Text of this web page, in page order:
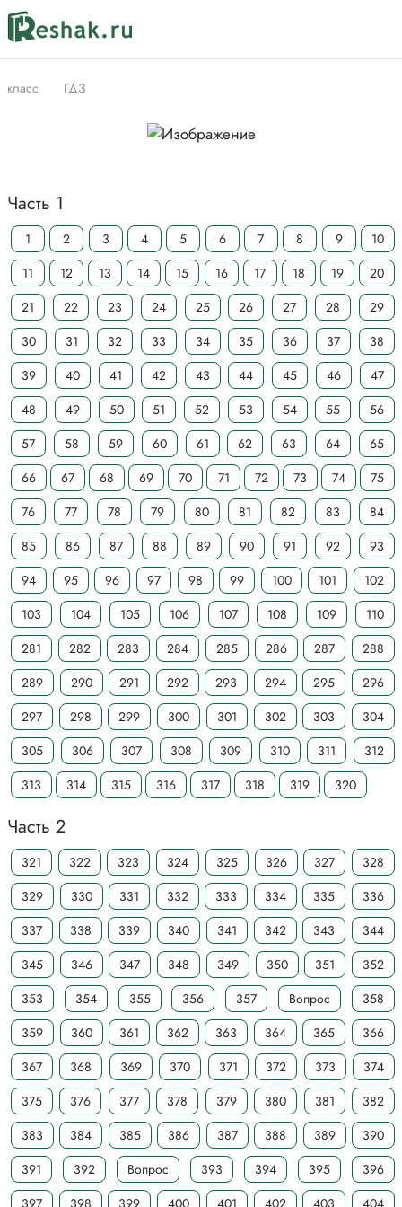
класс ГДЗ
Часть 1
1 2 3 4 5 6 7 8 9
10
11
12 13 14 15 16 17 18 19
20
21
22 23 24 25 26 27 28
29
30
31 32 33 34 35 36 37
38
39
40 41 42 43 44 45 46
47
48
49 50 51 52 53 54 55
56
57
58 59 60 61 62 63 64
65
66
67 68 69 70 71 72 73 74
75
76
77 78 79 80 81 82 83
84
85
86 87 88 89 90 91 92
93
94
95 96 97 98 99 100 101
102
103
104 105 106 107 108 109
110
281
282 283 284 285 286 287
288
289
290 291 292 293 294 295
296
297
298 299 300 301 302 303
304
305
306 307 308 309 310 311
312
313
314 315 316 317 318 319 320
Часть 2
321 322 323 324 325 326 327
328
329
330 331 332 333 334 335
336
337
338 339 340 341 342 343
344
345
346 347 348 349 350 351
352
353
354 355 356 357 Вопрос
358
359
360 361 362 363 364 365
366
367
368 369 370 371 372 373
374
375
376 377 378 379 380 381
382
383
384 385 386 387 388 389
390
391
392 Вопрос 393 394 395
396
397
398 399 400 401 402 403 404